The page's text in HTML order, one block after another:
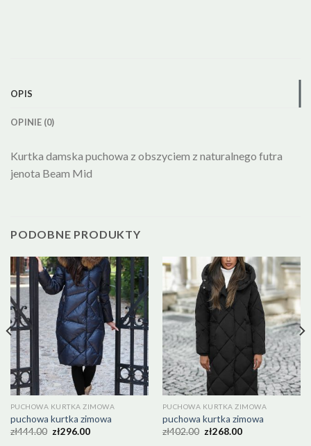
OPIS
OPINIE (0)
Kurtka damska puchowa z obszyciem z naturalnego futra
jenota Beam Mid
PODOBNE PRODUKTY
PUCHOWA KURTKA ZIMOWA
puchowa kurtka zimowa
zł444.00 zł296.00
PUCHOWA KURTKA ZIMOWA
puchowa kurtka zimowa
zł402.00 zł268.00